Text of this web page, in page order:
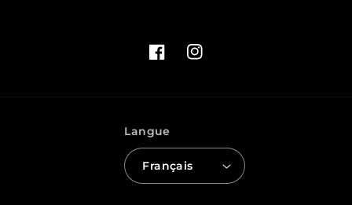
FacebookInstagram
Langue
Français